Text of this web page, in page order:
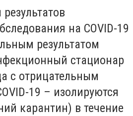
на COVID-19
результатом
стационар
с отрицательным
19 – изолируются
карантин) в течение